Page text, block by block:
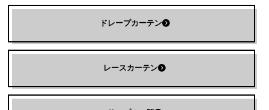
ドレープカーテン
レースカーテン